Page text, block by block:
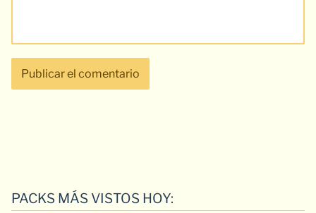
PACKS MÁS VISTOS HOY: